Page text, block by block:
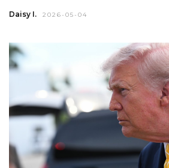
Daisy I. 2026-05-04